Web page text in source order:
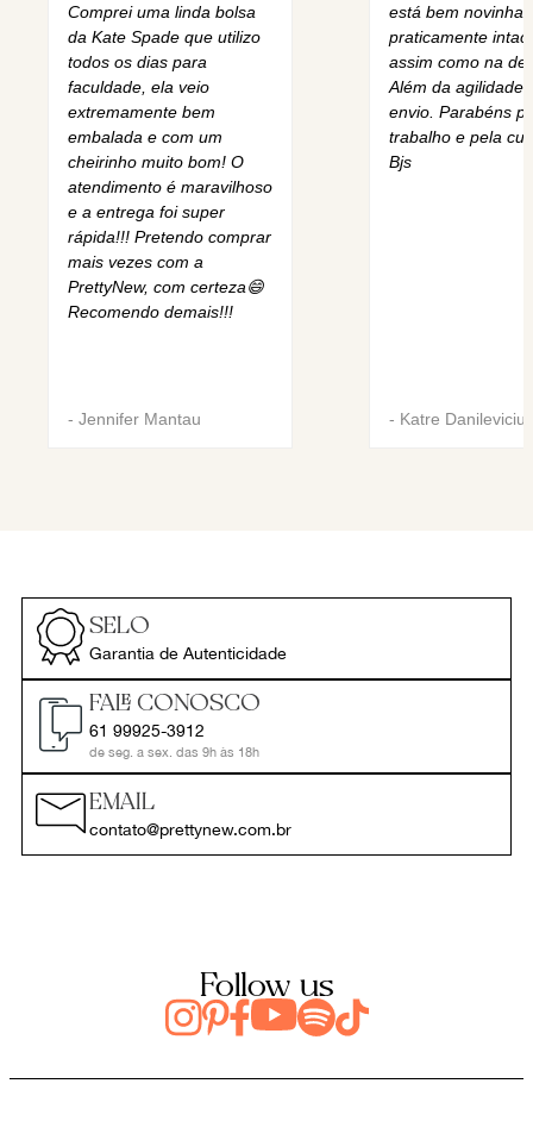
Comprei uma linda bolsa
da Kate Spade que utilizo
todos os dias para
faculdade, ela veio
extremamente bem
embalada e com um
cheirinho muito bom! O
atendimento é maravilhoso
e a entrega foi super
rápida!!! Pretendo comprar
mais vezes com a
PrettyNew, com certeza😄
Recomendo demais!!!
- Jennifer Mantau
está bem novinha,
praticamente
assim como na
Além da agilidade
envio. Parabéns
trabalho e pela
Bjs
- Katre Danilevicius
SELO
Garantia de Autenticidade
FALE CONOSCO
61 99925-3912
de seg. a sex. das 9h às 18h
EMAIL
contato@prettynew.com.br
Follow us